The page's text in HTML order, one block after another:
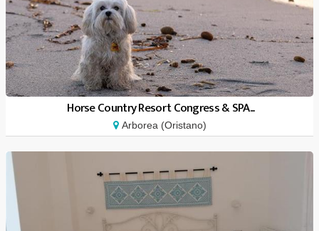
Horse Country Resort Congress & SPA...
Arborea (Oristano)